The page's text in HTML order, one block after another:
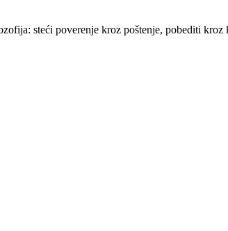
steći poverenje kroz poštenje, pobediti